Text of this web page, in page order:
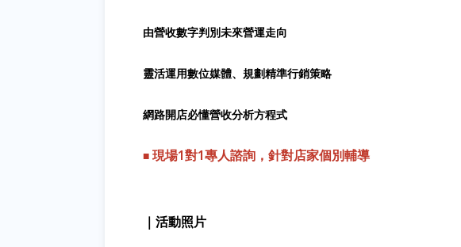
由營收數字判別未來營運走向
靈活運用數位媒體、規劃精準行銷策略
網路開店必懂營收分析方程式
■ 現場1對1專人諮詢，針對店家個別輔導
｜活動照片